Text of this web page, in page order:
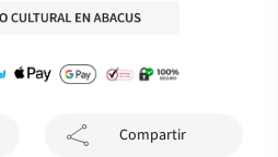
Compartir